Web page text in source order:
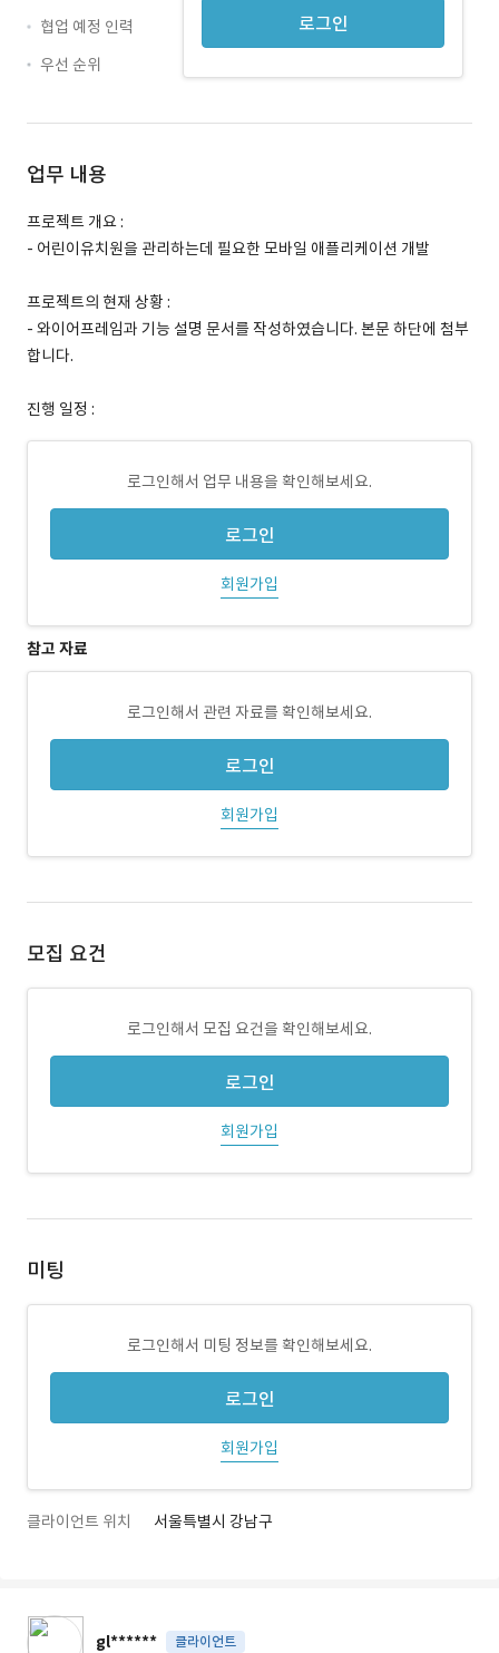
로그인
협업 예정 인력
우선 순위
업무 내용
프로젝트 개요 :
- 어린이유치원을 관리하는데 필요한 모바일 애플리케이션 개발
프로젝트의 현재 상황 :
- 와이어프레임과 기능 설명 문서를 작성하였습니다. 본문 하단에 첨부
합니다.
진행 일정 :
로그인해서 업무 내용을 확인해보세요.
로그인
회원가입
참고 자료
로그인해서 관련 자료를 확인해보세요.
로그인
회원가입
모집 요건
로그인해서 모집 요건을 확인해보세요.
로그인
회원가입
미팅
로그인해서 미팅 정보를 확인해보세요.
로그인
회원가입
클라이언트 위치 서울특별시 강남구
gl****** 클라이언트